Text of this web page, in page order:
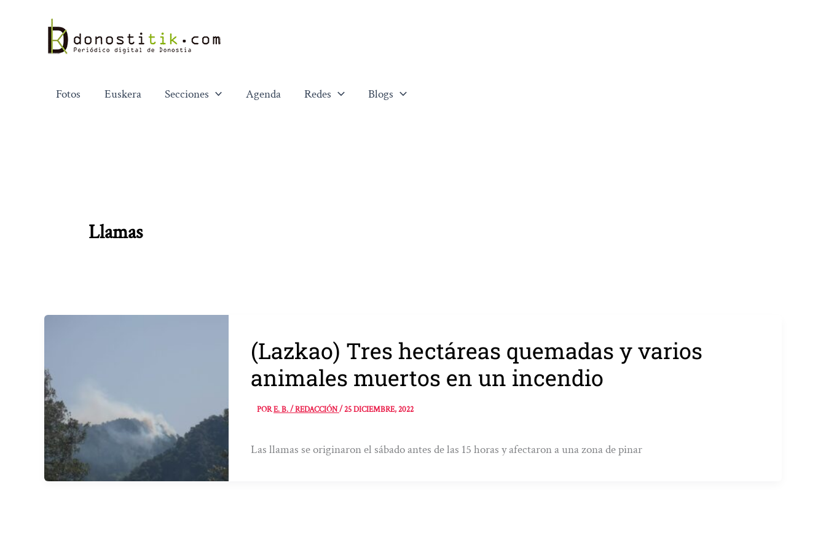
contenido
Fotos Euskera Secciones Agenda Redes Blogs
Llamas
(Lazkao) Tres hectáreas quemadas y varios
animales muertos en un incendio
PORE. B. / REDACCIÓN/25 DICIEMBRE, 2022
Las llamas se originaron el sábado antes de las 15 horas y afectaron a una zona de pinar